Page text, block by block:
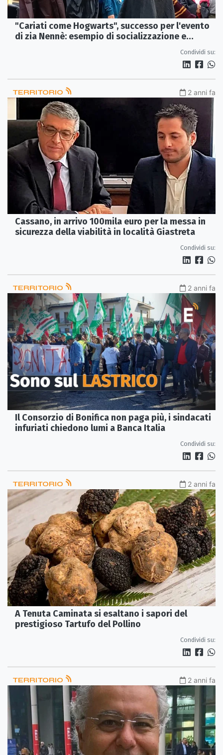
"Cariati come Hogwarts", successo per l'evento
di zia Nennè: esempio di socializzazione e
Condividi su:
TERRITORIO 2 anni fa
Cassano, in arrivo 100mila euro per la messa in
sicurezza della viabilità in località Giastreta
Condividi su:
TERRITORIO 2 anni fa
Il Consorzio di Bonifica non paga più, i sindacati
infuriati chiedono lumi a Banca Italia
Condividi su:
TERRITORIO 2 anni fa
A Tenuta Caminata si esaltano i sapori del
prestigioso Tartufo del Pollino
Condividi su:
TERRITORIO 2 anni fa